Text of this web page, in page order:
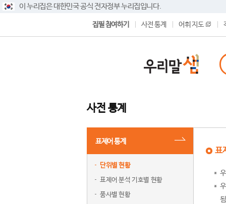
이 누리집은 대한민국 공식 전자정부 누리집입니다.
집필 참여하기 사전 통계 어휘 지도
사전 통계
표제어 통계
단위별 현황
표제어 분석 기호별 현황
품사별 현황
표